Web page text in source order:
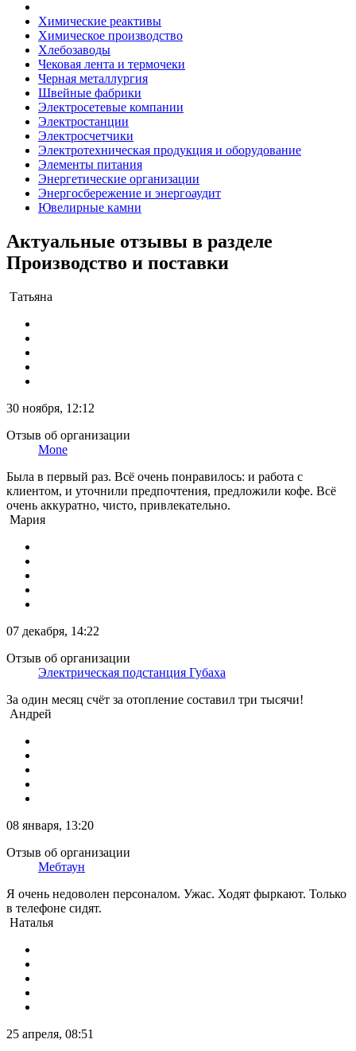
Химические реактивы
Химическое производство
Хлебозаводы
Чековая лента и термочеки
Черная металлургия
Швейные фабрики
Электросетевые компании
Электростанции
Электросчетчики
Электротехническая продукция и оборудование
Элементы питания
Энергетические организации
Энергосбережение и энергоаудит
Ювелирные камни
Актуальные отзывы в разделе
Производство и поставки
Татьяна
30 ноября, 12:12
Отзыв об организации
Mone
Была в первый раз. Всё очень понравилось: и работа с
клиентом, и уточнили предпочтения, предложили кофе. Всё
очень аккуратно, чисто, привлекательно.
Мария
07 декабря, 14:22
Отзыв об организации
Электрическая подстанция Губаха
За один месяц счёт за отопление составил три тысячи!
Андрей
08 января, 13:20
Отзыв об организации
Мебтаун
Я очень недоволен персоналом. Ужас. Ходят фыркают. Только
в телефоне сидят.
Наталья
25 апреля, 08:51